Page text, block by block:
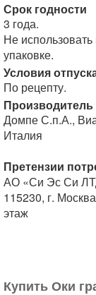
Срок годности
3 года.
Не
упаковке.
Условия
По рецепту.
Производитель
Домпе С.п.А.,
Италия
Претензии
АО «Си Эс Си
115230, г.
этаж
Купить Оки